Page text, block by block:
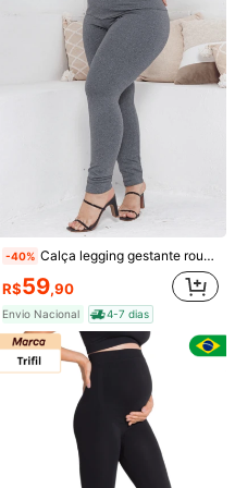
SHEIN Maternity
SHEIN Calça Skinny Longa com Cintura Super Alta e Ajustável para Gestantes Copa do Mundo
100+ vendido
Calça Legging Gestante Gravida Cós Alto Confortável Maternidade Gestação Feminina
-40% Calça legging gestante roupa maternidade sustentação barriga cós alto calça para grávida mãe
R$59,90
Envio Nacional 4-7 dias